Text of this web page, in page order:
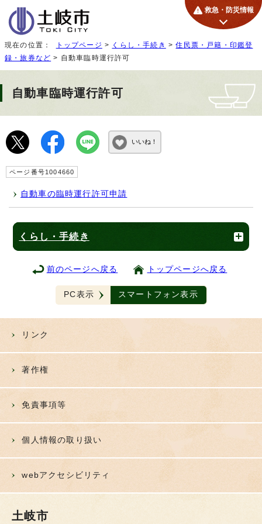
救急・防災情報
現在の位置： トップページ > くらし・手続き >住民票・戸籍・印鑑登
録・旅券など > 自動車臨時運行許可
自動車臨時運行許可
いいね！
ページ番号1004660
自動車の臨時運行許可申請
くらし・手続き
前のページへ戻る トップページへ戻る
PC表示 スマートフォン表示
リンク
著作権
免責事項等
個人情報の取り扱い
webアクセシビリティ
土岐市